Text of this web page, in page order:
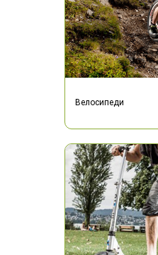
Велосипеди